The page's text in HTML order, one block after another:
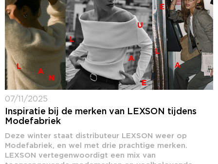
07/11/2025
Inspiratie bij de merken van LEXSON tijdens
Modefabriek
Deze winter staat distributeur LEXSON weer op
Modefabriek, en wel met drie prachtige merken.
LEXSON vertegenwoordigt een mix van